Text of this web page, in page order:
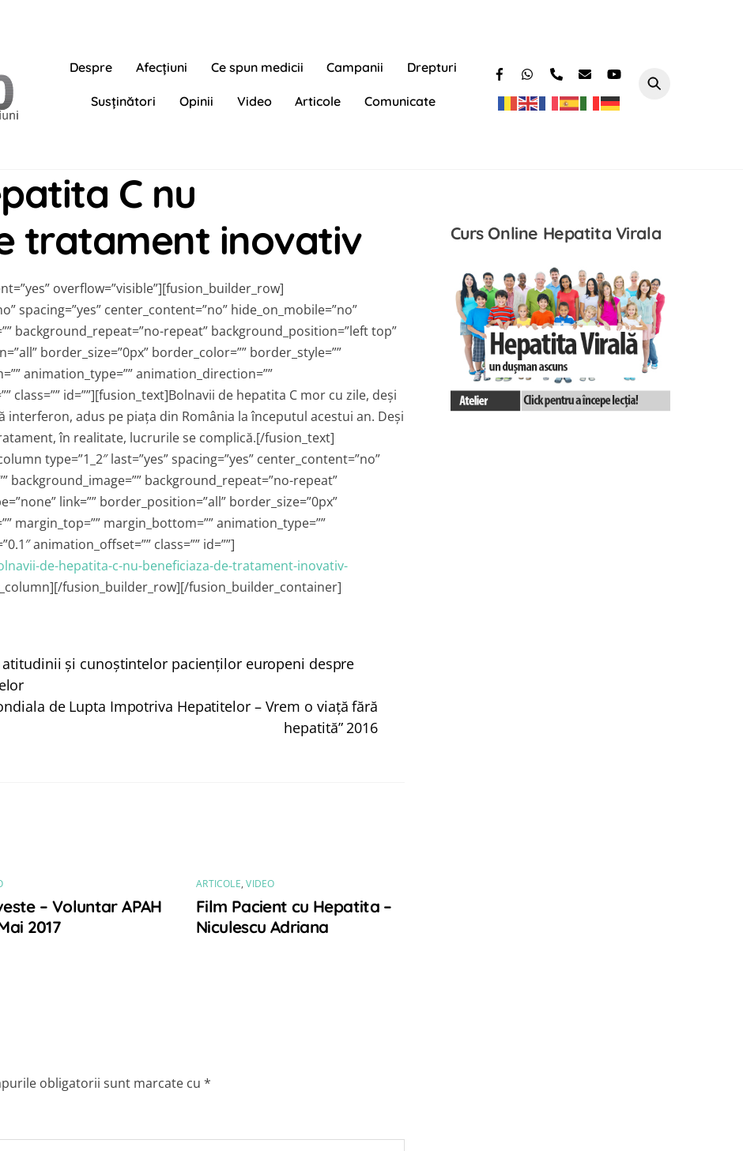
Despre Afecțiuni Ce spun medicii Campanii Drepturi
Susținători Opinii Video Articole Comunicate
C nu
tratament inovativ
overflow=”visible”][fusion_builder_row]
spacing=”yes” center_content=”no” hide_on_mobile=”no”
background_repeat=”no-repeat” background_position=”left top”
border_size=”0px” border_color=”” border_style=””
animation_type=”” animation_direction=””
class=”” id=””][fusion_text]Bolnavii de hepatita C mor cu zile, deşi
adus pe piaţa din România la începutul acestui an. Deşi
în realitate, lucrurile se complică.[/fusion_text]
type=”1_2″ last=”yes” spacing=”yes” center_content=”no”
background_image=”” background_repeat=”no-repeat”
link=”” border_position=”all” border_size=”0px”
margin_top=”” margin_bottom=”” animation_type=””
animation_offset=”” class=”” id=””]
de-hepatita-c-nu-beneficiaza-de-tratament-inovativ-
fusion_builder_row][/fusion_builder_container]
atitudinii și cunoștintelor pacienților europeni despre
de Lupta Impotriva Hepatitelor – Vrem o viață fără
hepatită” 2016
– Voluntar APAH
2017
ARTICOLE,VIDEO
Film Pacient cu Hepatita –
Niculescu Adriana
obligatorii sunt marcate cu *
Curs Online Hepatita Virala